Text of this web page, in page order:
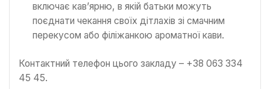
включає кав’ярню, в якій батьки можуть
поєднати чекання своїх дітлахів зі смачним
перекусом або філіжанкою ароматної кави.
Контактний телефон цього закладу – +38 063 334
45 45.